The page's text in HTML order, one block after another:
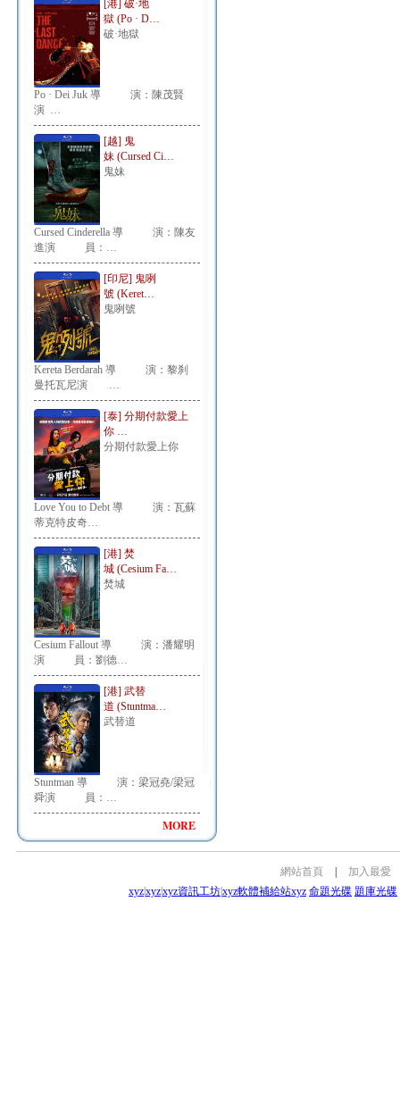
[港] 破·地
獄 (Po · D…
破·地獄
Po · Dei Juk 導 演：陳茂賢
演 …
[越] 鬼
妹 (Cursed Ci…
鬼妹
Cursed Cinderella 導 演：陳友
進演 員：…
[印尼] 鬼咧
號 (Keret…
鬼咧號
Kereta Berdarah 導 演：黎刹
曼托瓦尼演 …
[泰] 分期付款愛上
你 …
分期付款愛上你
Love You to Debt 導 演：瓦蘇
蒂克特皮奇…
[港] 焚
城 (Cesium Fa…
焚城
Cesium Fallout 導 演：潘耀明
演 員：劉德…
[港] 武替
道 (Stuntma…
武替道
Stuntman 導 演：梁冠堯/梁冠
舜演 員：…
MORE
網站首頁
加入最愛
xyzxyzxyz資訊工坊xyz軟體補給站xyz 命題光碟 題庫光碟